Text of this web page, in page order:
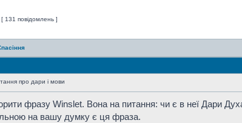
[ 131 повідомлень ]
про дари і мови
фразу Winslet. Вона на питання: чи є в неї Дари
на вашу думку є ця фраза.